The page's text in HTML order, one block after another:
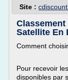
Site :
Satellite En
Comment
Pour recevoir
disponibles par